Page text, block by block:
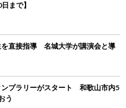
まで】
を直接指導 名城大学が講演会と導
ンプラリーがスタート 和歌山市内5
う